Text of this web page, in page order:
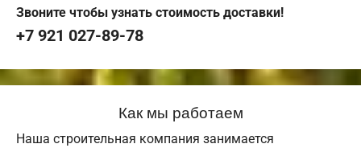
Звоните чтобы узнать стоимость доставки!
+7 921 027-89-78
Как мы работаем
Наша строительная компания занимается